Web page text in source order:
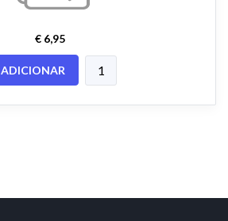
€ 6,95
ADICIONAR